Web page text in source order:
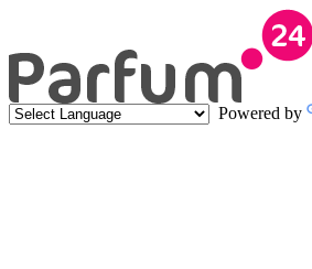
Powered by